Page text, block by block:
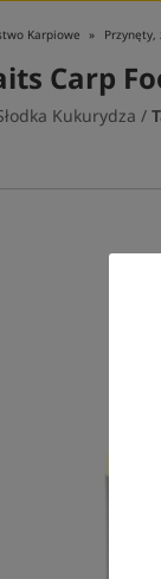
Karpiowe
Carp
Kukurydza /